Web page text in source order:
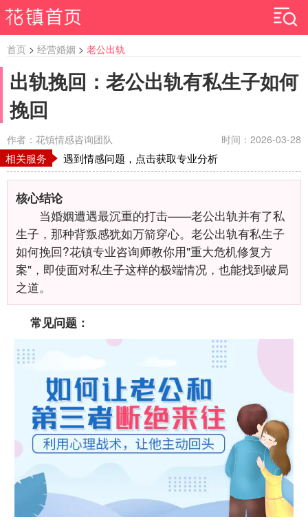
首页 > 经营婚姻 > 老公出轨
出轨挽回：老公出轨有私生子如何
挽回
作者：花镇情感咨询团队 时间：2026-03-28
相关服务 遇到情感问题，点击获取专业分析
核心结论
当婚姻遭遇最沉重的打击——老公出轨并有了私
生子，那种背叛感犹如万箭穿心。老公出轨有私生子
如何挽回?花镇专业咨询师教你用"重大危机修复方
案"，即使面对私生子这样的极端情况，也能找到破局
之道。
常见问题：